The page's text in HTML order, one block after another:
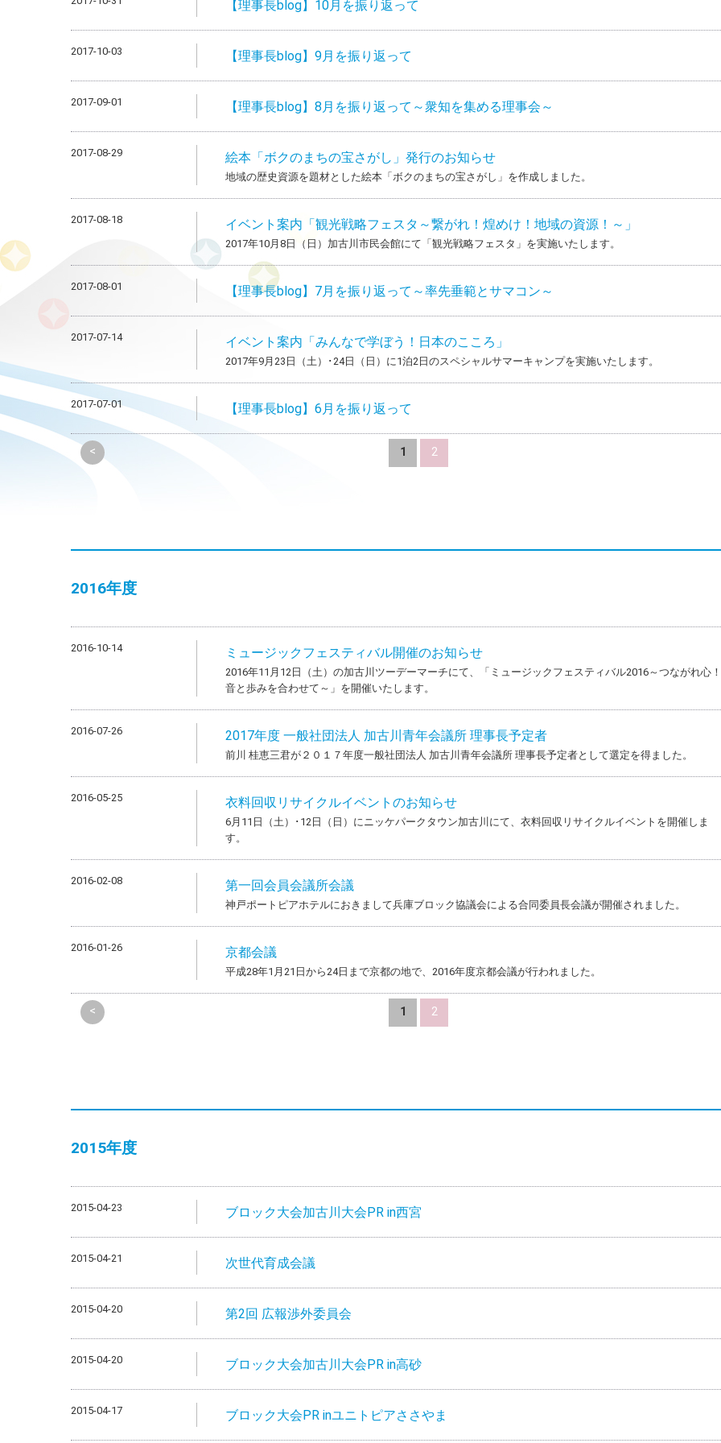
【理事長blog】10月を振り返って
2017-10-03 【理事長blog】9月を振り返って
2017-09-01 【理事長blog】8月を振り返って～衆知を集める理事会～
2017-08-29 絵本「ボクのまちの宝さがし」発行のお知らせ
地域の歴史資源を題材とした絵本「ボクのまちの宝さがし」を作成しました。
2017-08-18 イベント案内「観光戦略フェスタ～繋がれ！煌めけ！地域の資源！～」
2017年10月8日（日）加古川市民会館にて「観光戦略フェスタ」を実施いたします。
2017-08-01 【理事長blog】7月を振り返って～率先垂範とサマコン～
2017-07-14 イベント案内「みんなで学ぼう！日本のこころ」
2017年9月23日（土）･24日（日）に1泊2日のスペシャルサマーキャンプを実施いたします。
2017-07-01 【理事長blog】6月を振り返って
< 1 2
2016年度
2016-10-14 ミュージックフェスティバル開催のお知らせ
2016年11月12日（土）の加古川ツーデーマーチにて、「ミュージックフェスティバル2016～つながれ心！
音と歩みを合わせて～」を開催いたします。
2016-07-26 2017年度 一般社団法人 加古川青年会議所 理事長予定者
前川 桂恵三君が２０１７年度一般社団法人 加古川青年会議所 理事長予定者として選定を得ました。
2016-05-25 衣料回収リサイクルイベントのお知らせ
6月11日（土）･12日（日）にニッケパークタウン加古川にて、衣料回収リサイクルイベントを開催しま
す。
2016-02-08 第一回会員会議所会議
神戸ポートピアホテルにおきまして兵庫ブロック協議会による合同委員長会議が開催されました。
2016-01-26 京都会議
平成28年1月21日から24日まで京都の地で、2016年度京都会議が行われました。
< 1 2
2015年度
2015-04-23 ブロック大会加古川大会PR in西宮
2015-04-21 次世代育成会議
2015-04-20 第2回 広報渉外委員会
2015-04-20 ブロック大会加古川大会PR in高砂
2015-04-17 ブロック大会PR inユニトピアささやま